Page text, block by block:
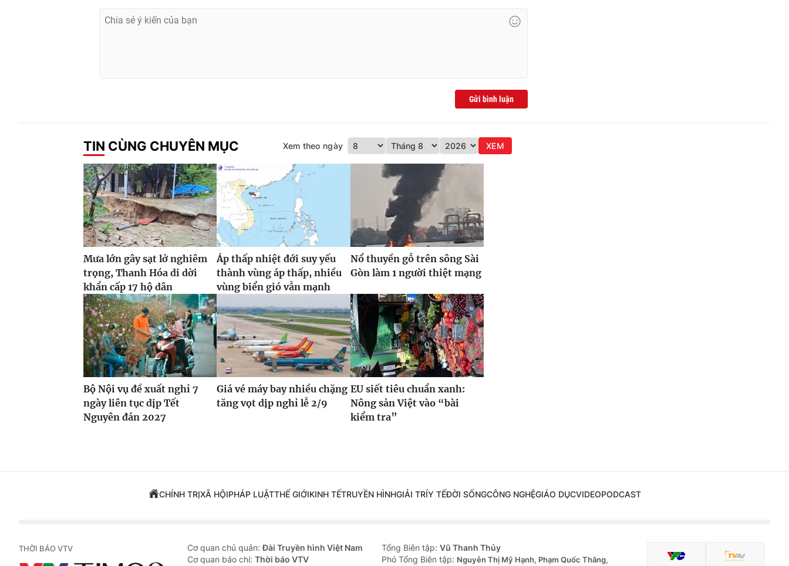
Gửi bình luận
TIN CÙNG CHUYÊN MỤC Xem theo ngày XEM
Mưa lớn gây sạt lở nghiêm
trọng, Thanh Hóa di dời
khẩn cấp 17 hộ dân
Áp thấp nhiệt đới suy yếu
thành vùng áp thấp, nhiều
vùng biển gió vẫn mạnh
Nổ thuyền gỗ trên sông Sài
Gòn làm 1 người thiệt mạng
Bộ Nội vụ đề xuất nghỉ 7
ngày liên tục dịp Tết
Nguyên đán 2027
Giá vé máy bay nhiều chặng
tăng vọt dịp nghỉ lễ 2/9
EU siết tiêu chuẩn xanh:
Nông sản Việt vào “bài
kiểm tra”
CHÍNH TRỊXÃ HỘIPHÁP LUẬTTHẾ GIỚIKINH TẾTRUYỀN HÌNHGIẢI TRÍY TẾĐỜI SỐNGCÔNG NGHỆGIÁO DỤCVIDEOPODCAST
THỜI BÁO VTV Cơ quan chủ quản:Đài Truyền hình Việt Nam
Cơ quan báo chí: Thời báo VTV
Tổng Biên tập: Vũ Thanh Thủy
Phó Tổng Biên tập: Nguyễn Thị Mỹ Hạnh, Phạm Quốc Thắng,